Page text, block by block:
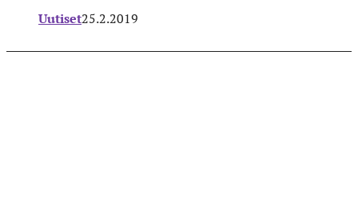
Uutiset25.2.2019